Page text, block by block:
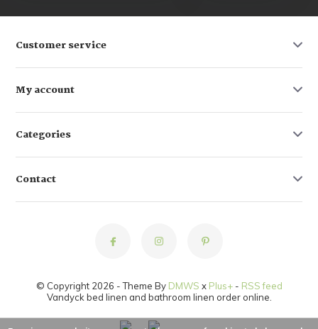
Customer service
My account
Categories
Contact
© Copyright 2026 - Theme By DMWS x Plus+- RSS feed
Vandyck bed linen and bathroom linen order online.